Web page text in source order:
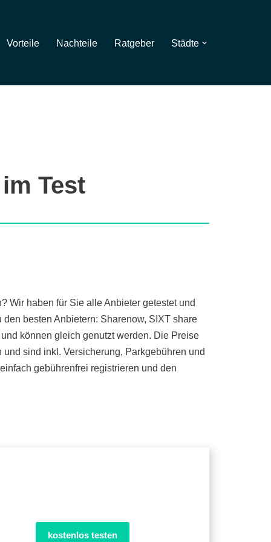
Vorteile Nachteile Ratgeber Städte
Test
Wir haben für Sie alle Anbieter getestet und
besten Anbietern: Sharenow, SIXT share
können gleich genutzt werden. Die Preise
sind inkl. Versicherung, Parkgebühren und
gebührenfrei registrieren und den
kostenlos testen